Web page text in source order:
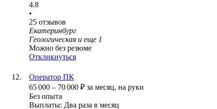
4.8
•
25 отзывов
Екатеринбург
Геологическая и еще 1
Можно без резюме
Откликнуться
Оператор ПК
65 000 – 70 000 ₽ за месяц, на руки
Без опыта
Выплаты: Два раза в месяц